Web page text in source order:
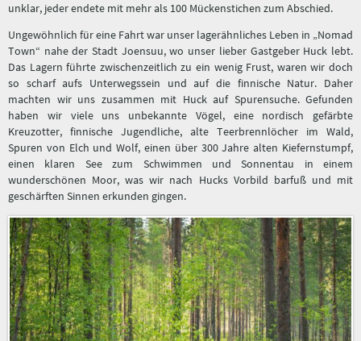
unklar, jeder endete mit mehr als 100 Mückenstichen zum Abschied.
Ungewöhnlich für eine Fahrt war unser lagerähnliches Leben in „Nomad
Town“ nahe der Stadt Joensuu, wo unser lieber Gastgeber Huck lebt.
Das Lagern führte zwischenzeitlich zu ein wenig Frust, waren wir doch
so scharf aufs Unterwegssein und auf die finnische Natur. Daher
machten wir uns zusammen mit Huck auf Spurensuche. Gefunden
haben wir viele uns unbekannte Vögel, eine nordisch gefärbte
Kreuzotter, finnische Jugendliche, alte Teerbrennlöcher im Wald,
Spuren von Elch und Wolf, einen über 300 Jahre alten Kiefernstumpf,
einen klaren See zum Schwimmen und Sonnentau in einem
wunderschönen Moor, was wir nach Hucks Vorbild barfuß und mit
geschärften Sinnen erkunden gingen.